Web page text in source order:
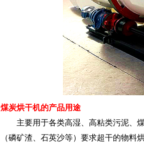
煤炭烘干机的产品用途
主要用于各类高湿、高粘类污泥、煤
（磷矿渣、石英沙等）要求超干的物料